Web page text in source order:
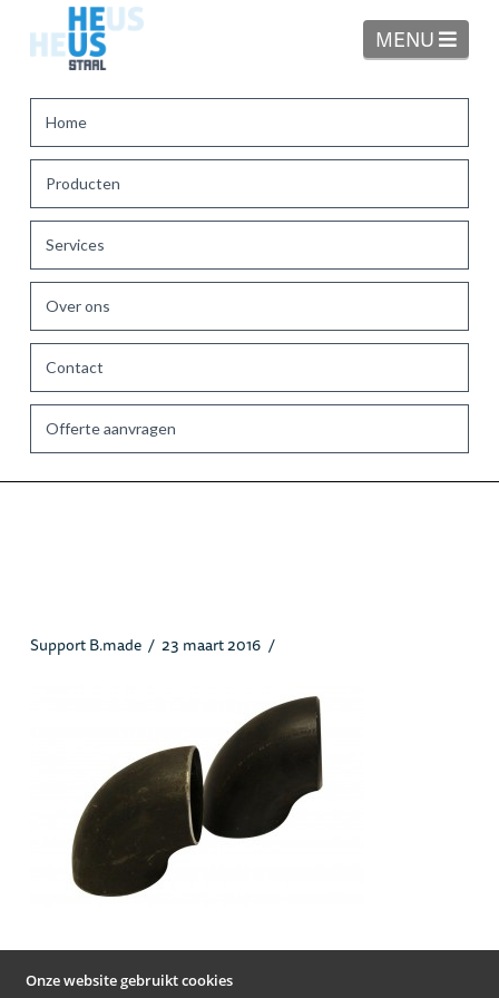
Onze website gebruikt cookies
MENU
Home
Producten
Services
Over ons
Contact
Offerte aanvragen
Support B.made 23 maart 2016